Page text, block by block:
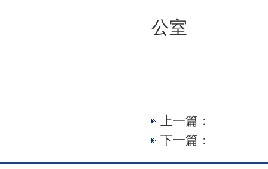
公室
上一篇：
下一篇：